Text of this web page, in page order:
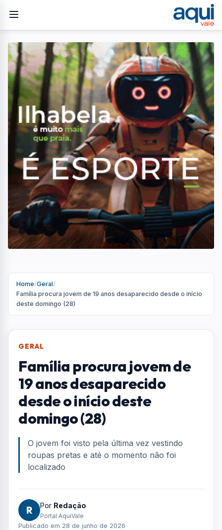
Home/Geral/
Família procura jovem de 19 anos desaparecido desde o início
deste domingo (28)
GERAL
Família procura jovem de
19 anos desaparecido
desde o início deste
domingo (28)
O jovem foi visto pela última vez vestindo
roupas pretas e até o momento não foi
localizado
R Por Redação
Portal AquiVale
Publicado em 28 de junho de 2026